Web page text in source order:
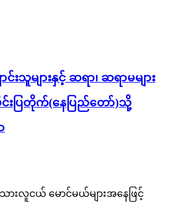
င်းသူများနှင့် ဆရာ၊ ဆရာမများ
ပြတိုက်(နေပြည်တော်)သို့
းလူငယ် မောင်မယ်များအနေဖြင့်